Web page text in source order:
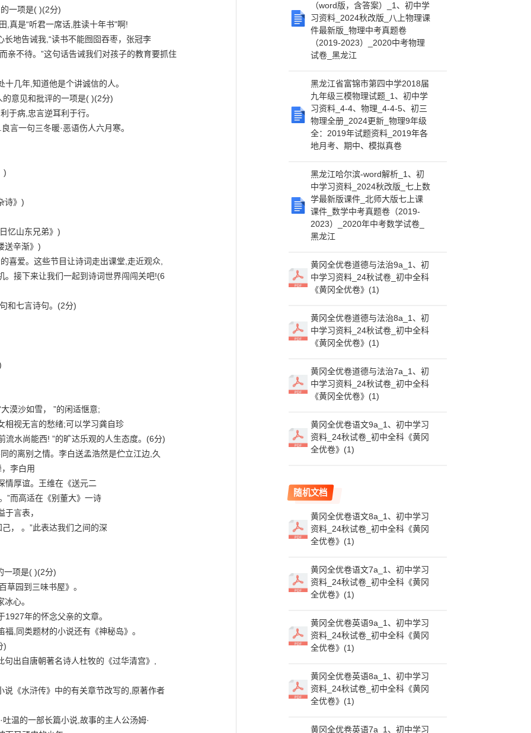
一项是( )(2分)
,真是“听君一席话,胜读十年书"啊!
长地告诫我,“读书不能囫囵吞枣，张冠李
亲不待。”这句话告诫我们对孩子的教育要抓住
几年,知道他是个讲诚信的人。
意见和批评的一项是( )(2分)
于病,忠言逆耳利于行。
言一句三冬暖·恶语伤人六月寒。
)
诗》)
忆山东兄弟》)
送辛渐》)
喜爱。这些节目让诗词走出课堂,走近观众,
。接下来让我们一起到诗词世界闯闯关吧!(6
和七言诗句。(2分)
漠沙如雪， ”的闲适惬意;
相视无言的愁绪;可以学习龚自珍
流水尚能西! ”的旷达乐观的人生态度。(6分)
的离别之情。李白送孟浩然是伫立江边,久
李白用
情厚谊。王维在《送元二
”而高适在《别董大》一诗
言表，
， 。”此表达我们之间的深
一项是( )(2分)
草园到三味书屋》。
心。
年的怀念父亲的文章。
,同类题材的小说还有《神秘岛》。
)
出自唐朝著名诗人杜牧的《过华清宫》,
《水浒传》中的有关章节改写的,原著作者
温的一部长篇小说,故事的主人公汤姆·
（word版，含答案）_1、初中学
习资料_2024秋改版_八上物理课
件最新版_物理中考真题卷
（2019-2023）_2020中考物理
试卷_黑龙江
黑龙江省富锦市第四中学2018届
九年级三模物理试题_1、初中学
习资料_4-4、物理_4-4-5、初三
物理全册_2024更新_物理9年级
全：2019年试题资料_2019年各
地月考、期中、模拟真卷
黑龙江哈尔滨-word解析_1、初
中学习资料_2024秋改版_七上数
学最新版课件_北师大版七上课
课件_数学中考真题卷（2019-
2023）_2020年中考数学试卷_
黑龙江
黄冈全优卷道德与法治9a_1、初
中学习资料_24秋试卷_初中全科
《黄冈全优卷》(1)
黄冈全优卷道德与法治8a_1、初
中学习资料_24秋试卷_初中全科
《黄冈全优卷》(1)
黄冈全优卷道德与法治7a_1、初
中学习资料_24秋试卷_初中全科
《黄冈全优卷》(1)
黄冈全优卷语文9a_1、初中学习
资料_24秋试卷_初中全科《黄冈
全优卷》(1)
随机文档
黄冈全优卷语文8a_1、初中学习
资料_24秋试卷_初中全科《黄冈
全优卷》(1)
黄冈全优卷语文7a_1、初中学习
资料_24秋试卷_初中全科《黄冈
全优卷》(1)
黄冈全优卷英语9a_1、初中学习
资料_24秋试卷_初中全科《黄冈
全优卷》(1)
黄冈全优卷英语8a_1、初中学习
资料_24秋试卷_初中全科《黄冈
全优卷》(1)
黄冈全优卷英语7a_1、初中学习